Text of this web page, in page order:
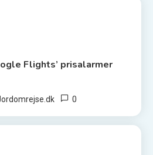
Flights’ prisalarmer
0